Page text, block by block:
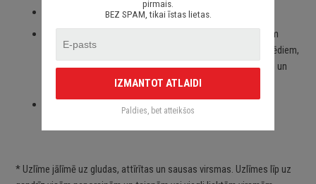
Spēcīgs līmes slānis;
Paredzēts priekš auto stikliem, virsbūves daļām, krāsotām
virsmām, portatīvajiem/stacionārajiem datoriem, velosipēdiem,
motocikliem un motorolleriem, kā arī visām citām gludām un
neporainām virsmām;
Piegāde Latvijā un citviet pasaulē bez jebkādiem
* Uzlīme jālīmē uz gludas, attīrītas un sausas virsmas. Uzlīmes līp uz
pirmais.
BEZ SPAM, tikai īstas lietas.
IZMANTOT ATLAIDI
Paldies, bet atteikšos